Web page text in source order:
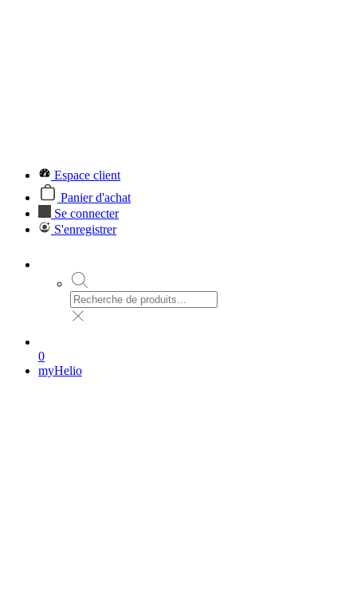
Espace client
Panier d'achat
Se connecter
S'enregistrer
0
myHelio